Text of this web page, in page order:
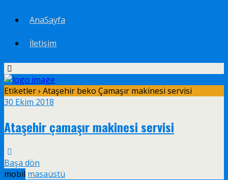
AnaSayfa
İletişim
Etiketler › Ataşehir beko Çamaşır makinesi servisi
30 Ekim 2018
Ataşehir çamaşır makinesi servisi
Başa dön
mobil masaüstü